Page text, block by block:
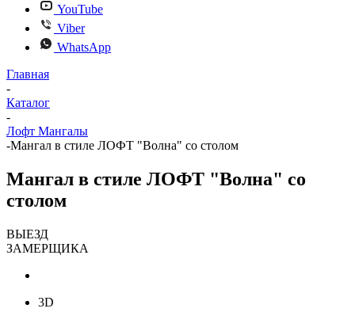
YouTube
Viber
WhatsApp
Главная
-
Каталог
-
Лофт Мангалы
-Мангал в стиле ЛОФТ "Волна" со столом
Мангал в стиле ЛОФТ "Волна" со
столом
ВЫЕЗД
ЗАМЕРЩИКА
3D